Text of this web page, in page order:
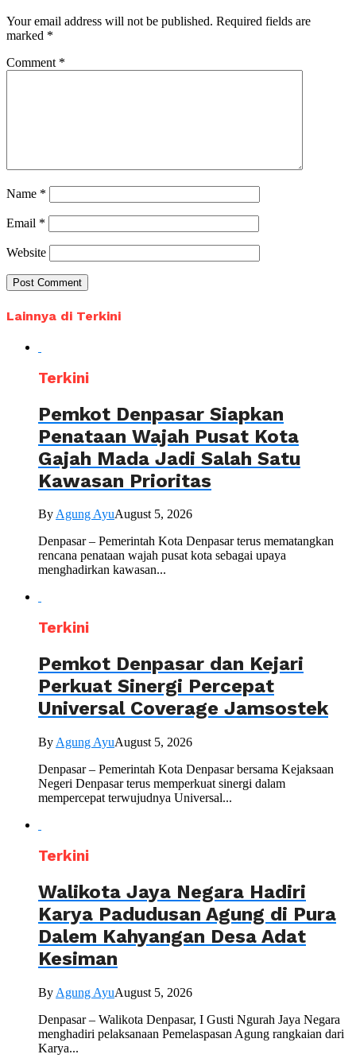
Your email address will not be published. Required fields are
marked *
Comment *
Name *
Email *
Website
Lainnya di Terkini
Terkini
Pemkot Denpasar Siapkan
Penataan Wajah Pusat Kota
Gajah Mada Jadi Salah Satu
Kawasan Prioritas
ByAgung AyuAugust 5, 2026
Denpasar – Pemerintah Kota Denpasar terus mematangkan
rencana penataan wajah pusat kota sebagai upaya
menghadirkan kawasan...
Terkini
Pemkot Denpasar dan Kejari
Perkuat Sinergi Percepat
Universal Coverage Jamsostek
By Agung AyuAugust 5, 2026
Denpasar – Pemerintah Kota Denpasar bersama Kejaksaan
Negeri Denpasar terus memperkuat sinergi dalam
mempercepat terwujudnya Universal...
Terkini
Walikota Jaya Negara Hadiri
Karya Padudusan Agung di Pura
Dalem Kahyangan Desa Adat
Kesiman
By Agung AyuAugust 5, 2026
Denpasar – Walikota Denpasar, I Gusti Ngurah Jaya Negara
menghadiri pelaksanaan Pemelaspasan Agung rangkaian dari
Karya...